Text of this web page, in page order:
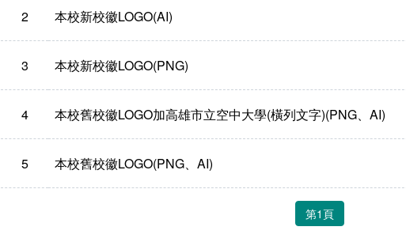
2 本校新校徽LOGO(AI)
3 本校新校徽LOGO(PNG)
4 本校舊校徽LOGO加高雄市立空中大學(橫列文字)(PNG、AI)
5 本校舊校徽LOGO(PNG、AI)
第1頁